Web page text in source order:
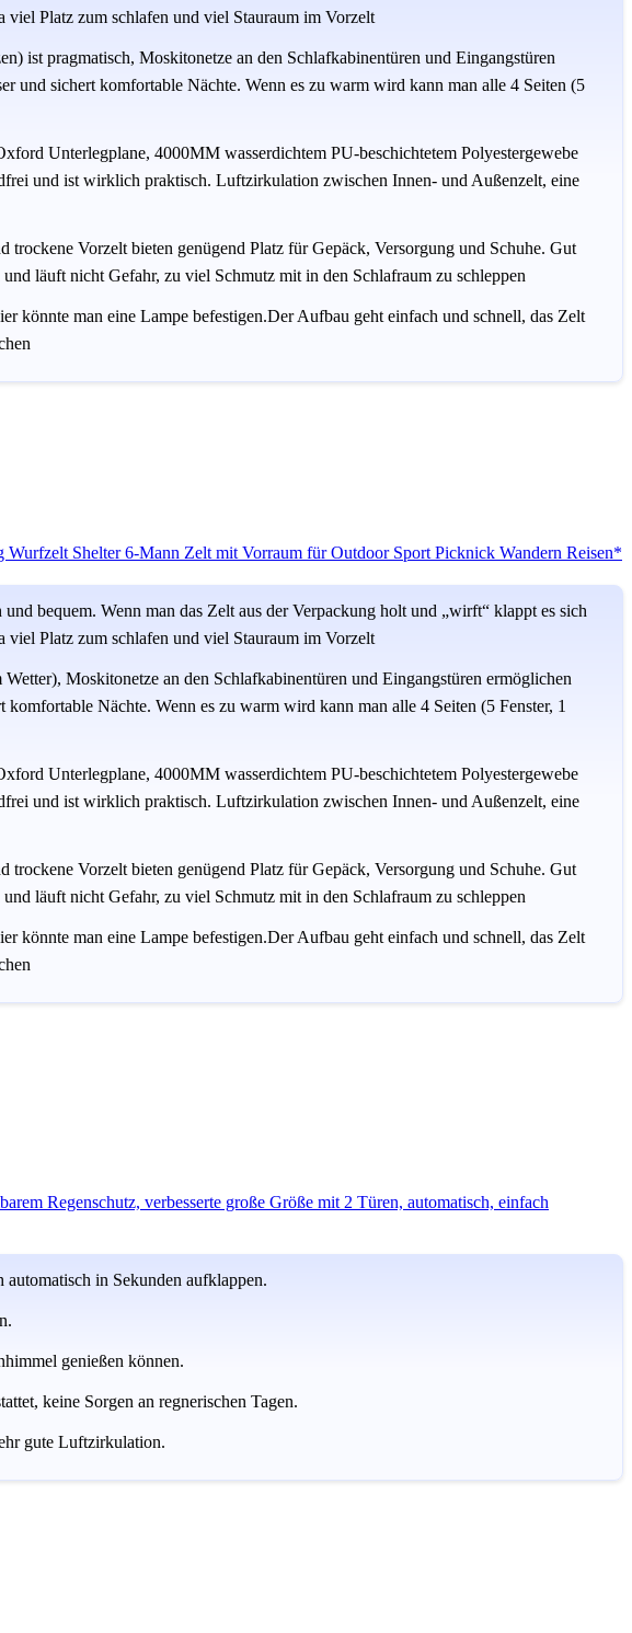
Platz zum schlafen und viel Stauraum im Vorzelt
ist pragmatisch, Moskitonetze an den Schlafkabinentüren und Eingangstüren
und sichert komfortable Nächte. Wenn es zu warm wird kann man alle 4 Seiten (5
Unterlegplane, 4000MM wasserdichtem PU-beschichtetem Polyestergewebe
und ist wirklich praktisch. Luftzirkulation zwischen Innen- und Außenzelt, eine
Vorzelt bieten genügend Platz für Gepäck, Versorgung und Schuhe. Gut
läuft nicht Gefahr, zu viel Schmutz mit in den Schlafraum zu schleppen
könnte man eine Lampe befestigen.Der Aufbau geht einfach und schnell, das Zelt
Shelter 6-Mann Zelt mit Vorraum für Outdoor Sport Picknick Wandern Reisen*
bequem. Wenn man das Zelt aus der Verpackung holt und „wirft“ klappt es sich
Platz zum schlafen und viel Stauraum im Vorzelt
Moskitonetze an den Schlafkabinentüren und Eingangstüren ermöglichen
Nächte. Wenn es zu warm wird kann man alle 4 Seiten (5 Fenster, 1
Unterlegplane, 4000MM wasserdichtem PU-beschichtetem Polyestergewebe
und ist wirklich praktisch. Luftzirkulation zwischen Innen- und Außenzelt, eine
Vorzelt bieten genügend Platz für Gepäck, Versorgung und Schuhe. Gut
läuft nicht Gefahr, zu viel Schmutz mit in den Schlafraum zu schleppen
könnte man eine Lampe befestigen.Der Aufbau geht einfach und schnell, das Zelt
Regenschutz, verbesserte große Größe mit 2 Türen, automatisch, einfach
automatisch in Sekunden aufklappen.
genießen können.
keine Sorgen an regnerischen Tagen.
gute Luftzirkulation.